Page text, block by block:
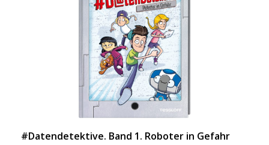
#Datendetektive. Band 1. Roboter in Gefahr